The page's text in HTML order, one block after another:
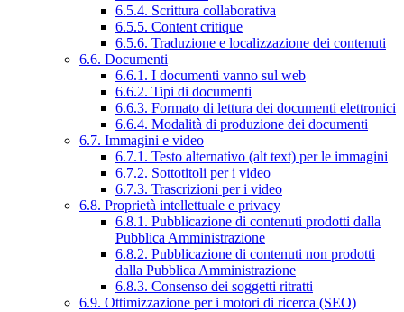
6.5.4. Scrittura collaborativa
6.5.5. Content critique
6.5.6. Traduzione e localizzazione dei contenuti
6.6. Documenti
6.6.1. I documenti vanno sul web
6.6.2. Tipi di documenti
6.6.3. Formato di lettura dei documenti elettronici
6.6.4. Modalità di produzione dei documenti
6.7. Immagini e video
6.7.1. Testo alternativo (alt text) per le immagini
6.7.2. Sottotitoli per i video
6.7.3. Trascrizioni per i video
6.8. Proprietà intellettuale e privacy
6.8.1. Pubblicazione di contenuti prodotti dalla
Pubblica Amministrazione
6.8.2. Pubblicazione di contenuti non prodotti
dalla Pubblica Amministrazione
6.8.3. Consenso dei soggetti ritratti
6.9. Ottimizzazione per i motori di ricerca (SEO)